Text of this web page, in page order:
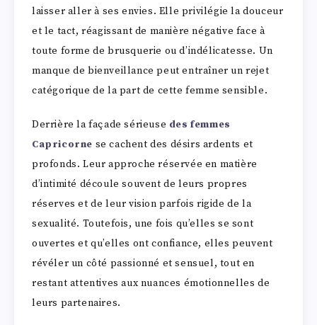
laisser aller à ses envies. Elle privilégie la douceur
et le tact, réagissant de manière négative face à
toute forme de brusquerie ou d’indélicatesse. Un
manque de bienveillance peut entraîner un rejet
catégorique de la part de cette femme sensible.
Derrière la façade sérieuse des femmes
Capricorne se cachent des désirs ardents et
profonds. Leur approche réservée en matière
d’intimité découle souvent de leurs propres
réserves et de leur vision parfois rigide de la
sexualité. Toutefois, une fois qu’elles se sont
ouvertes et qu’elles ont confiance, elles peuvent
révéler un côté passionné et sensuel, tout en
restant attentives aux nuances émotionnelles de
leurs partenaires.